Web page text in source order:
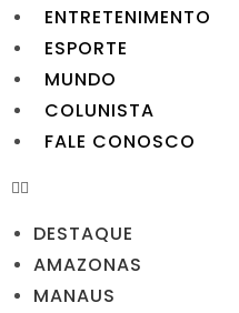
ENTRETENIMENTO
ESPORTE
MUNDO
COLUNISTA
FALE CONOSCO
DESTAQUE
AMAZONAS
MANAUS